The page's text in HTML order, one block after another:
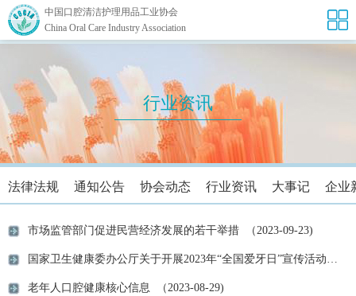
中国口腔清洁护理用品工业协会
China Oral Care Industry Association
行业资讯
法律法规 通知公告 协会动态 行业资讯 大事记 企业
市场监管部门促进民营经济发展的若干举措 （2023-09-23)
国家卫生健康委办公厅关于开展2023年“全国爱牙日”宣传活动的通知 （2023-08-29)
老年人口腔健康核心信息 （2023-08-29)